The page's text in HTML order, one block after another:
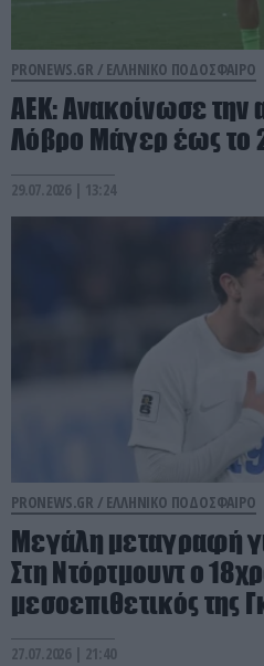
PRONEWS.GR / ΕΛΛΗΝΙΚΟ ΠΟΔΟΣΦΑΙΡΟ
ΑΕΚ: Ανακοίνωσε την
Λόβρο Μάγερ έως το
29.07.2026 | 13:24
PRONEWS.GR / ΕΛΛΗΝΙΚΟ ΠΟΔΟΣΦΑΙΡΟ
Μεγάλη μεταγραφή
Στη Ντόρτμουντ ο
μεσοεπιθετικός της
27.07.2026 | 21:40